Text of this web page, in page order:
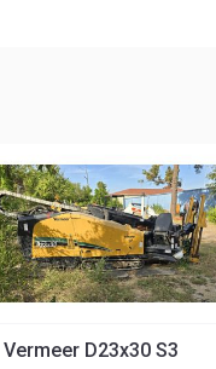
Vermeer D23x30 S3